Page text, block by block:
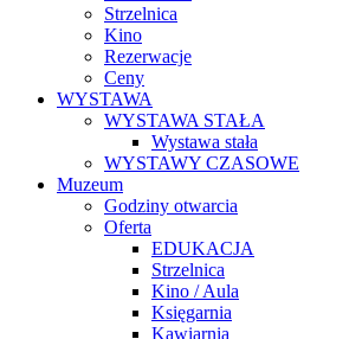
Strzelnica
Kino
Rezerwacje
Ceny
WYSTAWA
WYSTAWA STAŁA
Wystawa stała
WYSTAWY CZASOWE
Muzeum
Godziny otwarcia
Oferta
EDUKACJA
Strzelnica
Kino / Aula
Księgarnia
Kawiarnia